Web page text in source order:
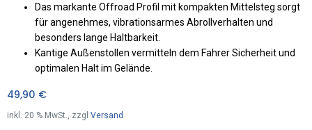
Das markante Offroad Profil mit kompakten Mittelsteg sorgt
für angenehmes, vibrationsarmes Abrollverhalten und
besonders lange Haltbarkeit.
Kantige Außenstollen vermitteln dem Fahrer Sicherheit und
optimalen Halt im Gelände.
49,90 €
inkl. 20 % MwSt., zzgl Versand